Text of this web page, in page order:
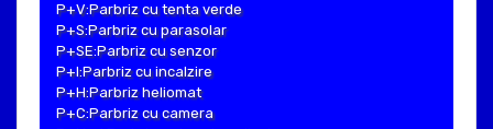
P+V:Parbriz cu tenta verde
P+S:Parbriz cu parasolar
P+SE:Parbriz cu senzor
P+I:Parbriz cu incalzire
P+H:Parbriz heliomat
P+C:Parbriz cu camera